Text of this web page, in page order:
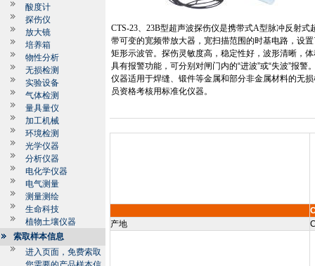
酸度计
探伤仪
放大镜
培养箱
物性分析
无损检测
实验设备
气体检测
量具量仪
加工机械
环境检测
光学仪器
分析仪器
电化学仪器
电气测量
测量测绘
生命科技
植物土壤仪器
索取样本信息
进入页面，免费索取
CTS-23、23B型超声波探伤仪是携带式A型脉冲反射式
带可变的宽频带放大器，宽扫描范围的时基电路，设
矩形示波管。探伤灵敏度高，稳定性好，波形清晰，
具有报警功能，可分别对闸门内的“进波”或“失波”报警
仪器适用于焊缝、锻件等金属和部分非金属材料的无
员资格考核用标准化仪器。
产地